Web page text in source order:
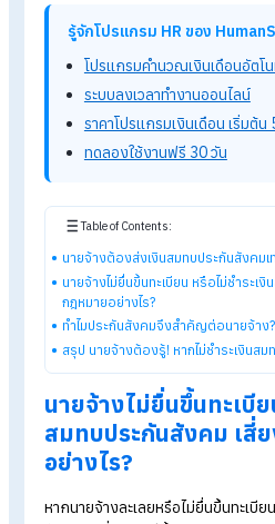
โดยนายจ้างมีหน้าที่จ่ายเงินสม
ของค่าจ้างลูกจ้าง เท่ากับที่ลูกจ้
คำนวณต้องอยู่ระหว่าง
จะจ่ายเงินสมทบสูงสุดไม่เกิน
ทั้งนี้ นายจ้างต้องส่งเงินสมทบ
ถัดไป หากส่งล่าช้าหรือไม่ส่งตา
Tips :อ่านบทความเกี่ยวกับกา
ได้ที่ >>>Q&A นายจ้างต้องจ่าย
รู้จักโปรแกรม HR ของ
โปรแกรมคำนวณเงินเดือ
ระบบลงเวลาทำงานออนไลน์
ราคาโปรแกรมเงินเดือน